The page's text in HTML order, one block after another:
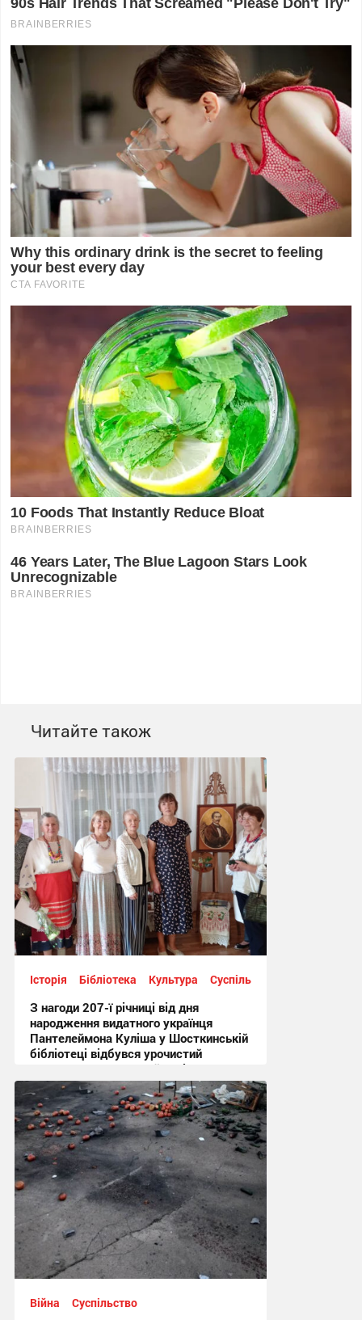
Читайте також
Історія Бібліотека Культура Суспільство
З нагоди 207-ї річниці від дня
народження видатного українця
Пантелеймона Куліша у Шосткинській
бібліотеці відбувся урочистий
культурно-мистецький захід + Фото
12:44 вчора
Війна Суспільство